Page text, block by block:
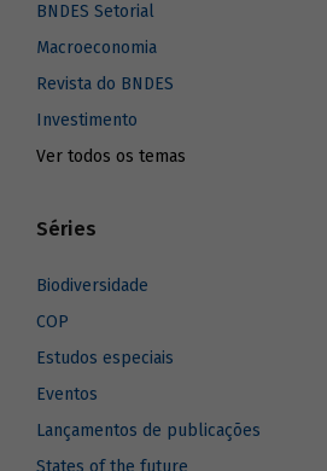
BNDES Setorial
Macroeconomia
Revista do BNDES
Investimento
Ver todos os temas
Séries
Biodiversidade
COP
Estudos especiais
Eventos
Lançamentos de publicações